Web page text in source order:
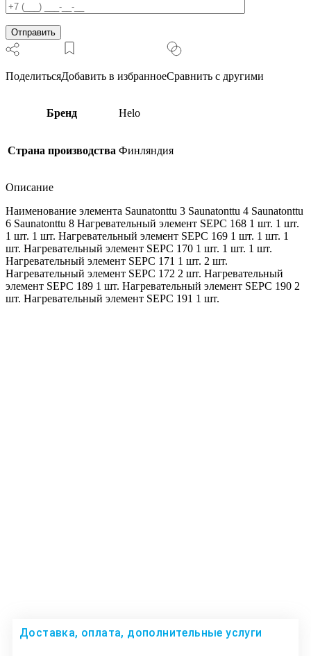
ПоделитьсяДобавить в избранноеСравнить с другими
Бренд Helo
Страна производства Финляндия
Описание
Наименование элемента Saunatonttu 3 Saunatonttu 4 Saunatonttu
6 Saunatonttu 8 Нагревательный элемент SEPC 168 1 шт. 1 шт.
1 шт. 1 шт. Нагревательный элемент SEPC 169 1 шт. 1 шт. 1
шт. Нагревательный элемент SEPC 170 1 шт. 1 шт. 1 шт.
Нагревательный элемент SEPC 171 1 шт. 2 шт.
Нагревательный элемент SEPC 172 2 шт. Нагревательный
элемент SEPC 189 1 шт. Нагревательный элемент SEPC 190 2
шт. Нагревательный элемент SEPC 191 1 шт.
Доставка, оплата, дополнительные услуги